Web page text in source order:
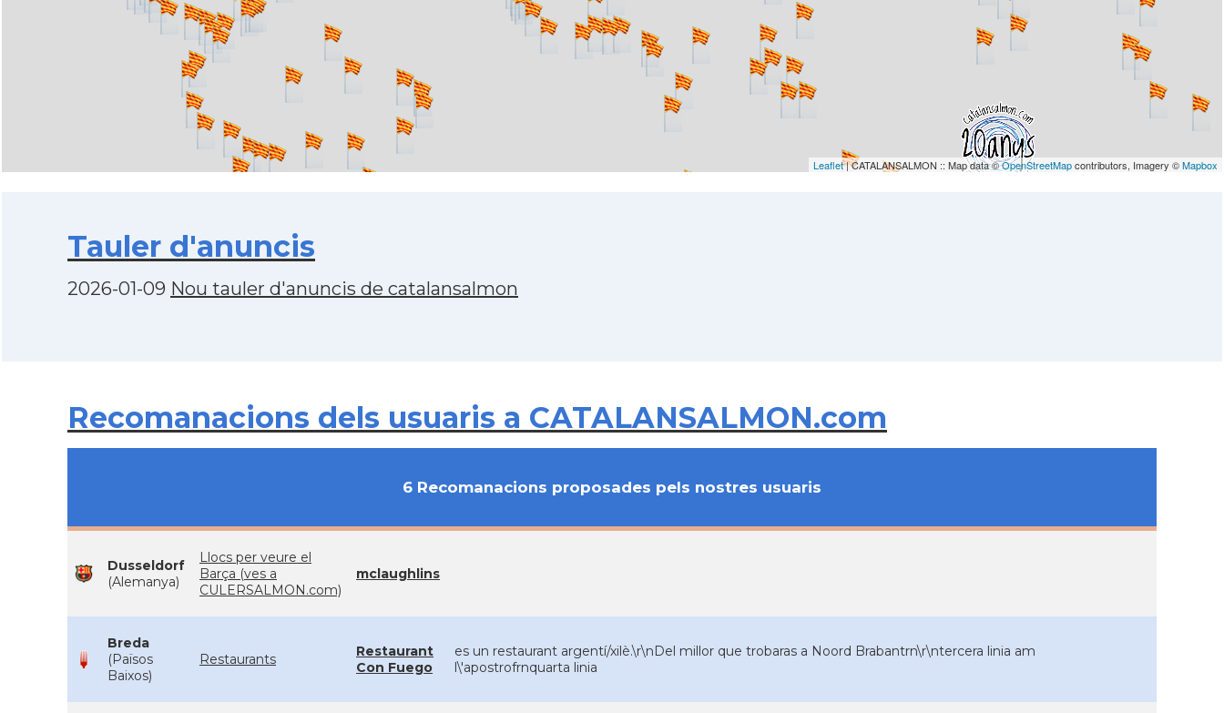
Leaflet| CATALANSALMON :: Map data ©OpenStreetMapcontributors, Imagery ©Mapbox
Tauler d'anuncis
2026-01-09 Nou tauler d'anuncis de catalansalmon
Recomanacions dels usuaris a CATALANSALMON.com
6 Recomanacions proposades pels nostres usuaris
Dusseldorf
(Alemanya)
Llocs per veure el
Barça (ves a
CULERSALMON.com)
mclaughlins
Breda
(Països
Baixos)
Restaurants
Restaurant
Con Fuego
es un restaurant argentí/xilè.\r\nDel millor que trobaras a Noord Brabantrn\r\ntercera linia am
l\'apostrofrnquarta linia